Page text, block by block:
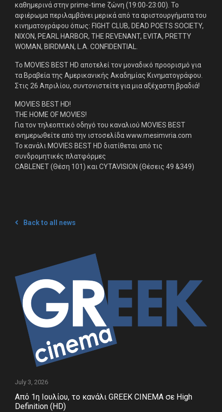
καθημερινά στην prime-time ζώνη (19:00-23:00). Το
αφιέρωμα περιλαμβάνει μερικά από τα αριστουργήματα του
κινηματογράφου όπως: FIGHT CLUB, DEAD POETS SOCIETY,
NIXON, PEARL HARBOR, THE REVENANT, EVITA, PRETTY
WOMAN, BIRDMAN, L.A. CONFIDENTIAL.
Το MOVIES BEST HD αποτελεί τον μοναδικό προορισμό για
τα Βραβεία της Αμερικανικής Ακαδημίας Κινηματογράφου.
Στις 26 Απριλίου, συντονιστείτε για μια αξέχαστη βραδιά!
MOVIES BEST HD!
ΤΗΕ HOME OF MOVIES!
Για τον τηλεοπτικό οδηγό του καναλιού MOVIES BEST
ενημερωθείτε από την ιστοσελίδα www.mesimvria.com
Το κανάλι MOVIES BEST HD διατίθεται από τις
συνδρομητικές πλατφόρμες
CABLENET (Θέση 101) και CYTAVISION (Θέσεις 49 &349)
Back to all news
July 3, 2026
Από 1η Ιουλίου, το κανάλι GREEK CINEMA σε High
Definition (HD)